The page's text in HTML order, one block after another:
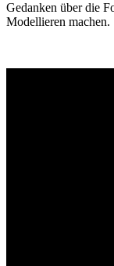
Gedanken über die
Modellieren machen.